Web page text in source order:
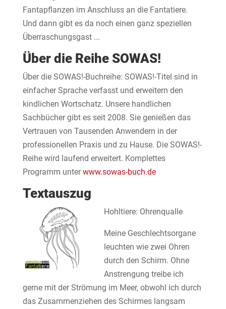
Fantapflanzen im Anschluss an die Fantatiere.
Und dann gibt es da noch einen ganz speziellen
Überraschungsgast ...
Über die Reihe SOWAS!
Über die SOWAS!-Buchreihe: SOWAS!-Titel sind in
einfacher Sprache verfasst und erweitern den
kindlichen Wortschatz. Unsere handlichen
Sachbücher gibt es seit 2008. Sie genießen das
Vertrauen von Tausenden Anwendern in der
professionellen Praxis und zu Hause. Die SOWAS!-
Reihe wird laufend erweitert. Komplettes
Programm unterwww.sowas-buch.de
Textauszug
Hohltiere: Ohrenqualle
Meine Geschlechtsorgane
leuchten wie zwei Ohren
durch den Schirm. Ohne
Anstrengung treibe ich
gerne mit der Strömung im Meer, obwohl ich durch
das Zusammenziehen des Schirmes langsam